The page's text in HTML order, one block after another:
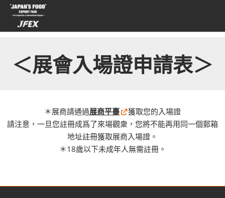
直
接
跳
＜展會入場證申請表＞
＊展商請通過展商平臺
獲取您的入場證
請注意，一旦您註冊成爲了來場觀衆，您將不能再用同一個郵箱
地址註冊獲取展商入場證。
＊18歲以下未成年人無需註冊。